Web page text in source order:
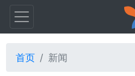
首页 新闻